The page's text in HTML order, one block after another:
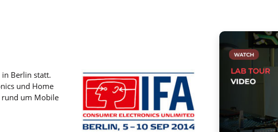
in Berlin statt.
und Home
rund um Mobile